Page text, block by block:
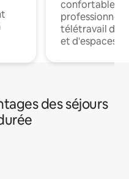
confortables
professionnels
télétravail
et d'espaces
des séjours